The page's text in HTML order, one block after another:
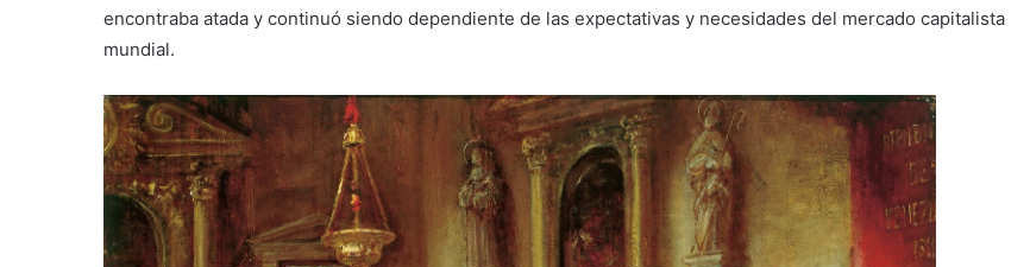
encontraba atada y continuó siendo dependiente de las expectativas y necesidades del mercado capitalista
mundial.